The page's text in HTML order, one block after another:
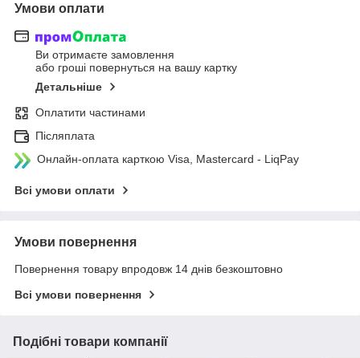
Умови оплати
Ви отримаєте замовлення
або гроші повернуться на вашу картку
Детальніше
Оплатити частинами
Післяплата
Онлайн-оплата карткою Visa, Mastercard - LiqPay
Всі умови оплати
Умови повернення
Повернення товару впродовж 14 днів безкоштовно
Всі умови повернення
Подібні товари компанії